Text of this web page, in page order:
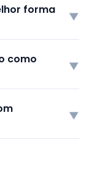
forma
▼
como
▼
▼